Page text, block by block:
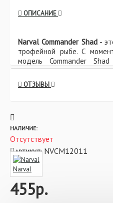
ОПИСАНИЕ
Narval Commander Shad-
трофейной рыбе. С
модель Commander
популярных. При
весьма непрост и
особенностей. Приманка
размеров, во время
стороны в сторону, но и
оси, чем создает
Характеристики:
- Длина: 12 см
- Вес: 14 гр
- Цвет: #011 Brown Sugar
ОТЗЫВЫ
455р.
НАЛИЧИЕ:
Отсутствует
АРТИКУЛ: NVCM12011
Narval